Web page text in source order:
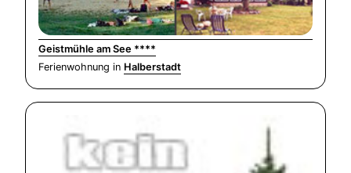
Geistmühle am See ****
Ferienwohnung in Halberstadt